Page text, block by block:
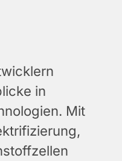
in
Mit